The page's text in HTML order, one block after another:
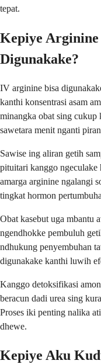
tepat.
Kepiye
Digunakake?
IV arginine bisa
kanthi konsentrasi asam
minangka obat sing cukup
sawetara menit nganti
Sawise ing aliran getih
pituitari kanggo ngeculake
amarga arginine ngalangi
tingkat hormon
Obat kasebut uga mbantu
ngendhokke pembuluh
ndhukung penyembuhan
digunakake kanthi luwih
Kanggo detoksifikasi
beracun dadi urea sing
Proses iki penting nalika
dhewe.
Kepiye Aku